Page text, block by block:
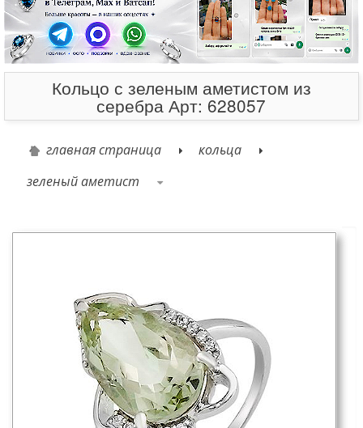
Кольцо с зеленым аметистом из
серебра Арт: 628057
главная страница
кольца
зеленый аметист